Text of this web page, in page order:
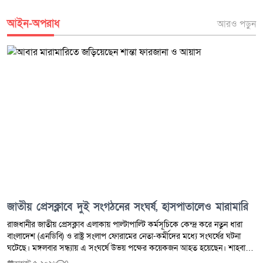
আইন-অপরাধ আরও পড়ুন
জাতীয় প্রেসক্লাবে দুই সংগঠনের সংঘর্ষ, হাসপাতালেও মারামারি
রাজধানীর জাতীয় প্রেসক্লাব এলাকায় পাল্টাপাল্টি কর্মসূচিকে কেন্দ্র করে নতুন ধারা
বাংলাদেশ (এনডিবি) ও রাষ্ট্র সংলাপ ফোরামের নেতা-কর্মীদের মধ্যে সংঘর্ষের ঘটনা
ঘটেছে। মঙ্গলবার সন্ধ্যায় এ সংঘর্ষে উভয় পক্ষের কয়েকজন আহত হয়েছেন। শাহবাগ
থানা-পুলিশ সূত্রে জানা যায়, গত শনিবার জুলাই গণ-অভ্যুত্থান ও শহীদদের নিয়ে কটূক্তি